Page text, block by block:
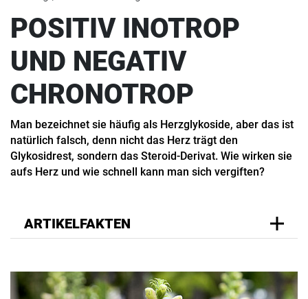
POSITIV INOTROP
UND NEGATIV
CHRONOTROP
Man bezeichnet sie häufig als Herzglykoside, aber das ist
natürlich falsch, denn nicht das Herz trägt den
Glykosidrest, sondern das Steroid-Derivat. Wie wirken sie
aufs Herz und wie schnell kann man sich vergiften?
ARTIKELFAKTEN